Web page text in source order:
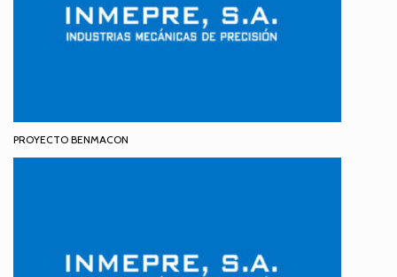
PROYECTO BENMACON